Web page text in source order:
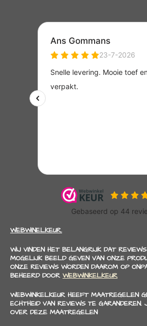
WEBWINELKEUR.
WIJ VINDEN HET BELANGRIJK DAT
MOGELIJK BEELD GEVEN VAN ONZE
ONZE REVIEWS WORDEN DAAROM OP
BEHEERD DOOR WEBWINKELKEUR
WEBWINKELKEUR HEEFT MAATREGELEN
ECHTHEID VAN REVIEWS TE GARANDEREN.
OVER DEZE MAATREGELEN